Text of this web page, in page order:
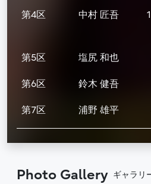
第4区 中村 匠吾
第5区 塩尻 和也
第6区 鈴木 健吾
第7区 浦野 雄平
Photo Gallery ギャラリ